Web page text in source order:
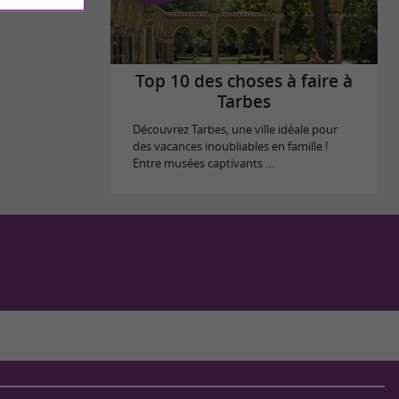
Top 10 des choses à faire à
Tarbes
Découvrez Tarbes, une ville idéale pour
des vacances inoubliables en famille !
Entre musées captivants ...